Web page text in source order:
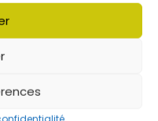
À LA LISTE DES
DES ACTIVITÉS ADOS